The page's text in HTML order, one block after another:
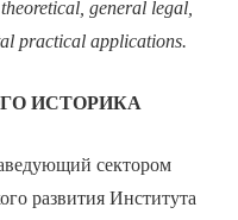
general legal,
practical applications.
ИСТОРИКА
сектором
развития Института